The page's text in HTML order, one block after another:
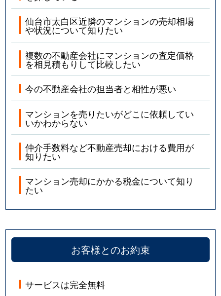
仙台市太白区近隣のマンションの売却相場
や状況について知りたい
複数の不動産会社にマンションの査定価格
を相見積もりして比較したい
今の不動産会社の担当者と相性が悪い
マンションを売りたいがどこに依頼してい
いかわからない
仲介手数料など不動産売却における費用が
知りたい
マンション売却にかかる税金について知り
たい
お客様とのお約束
サービスは完全無料